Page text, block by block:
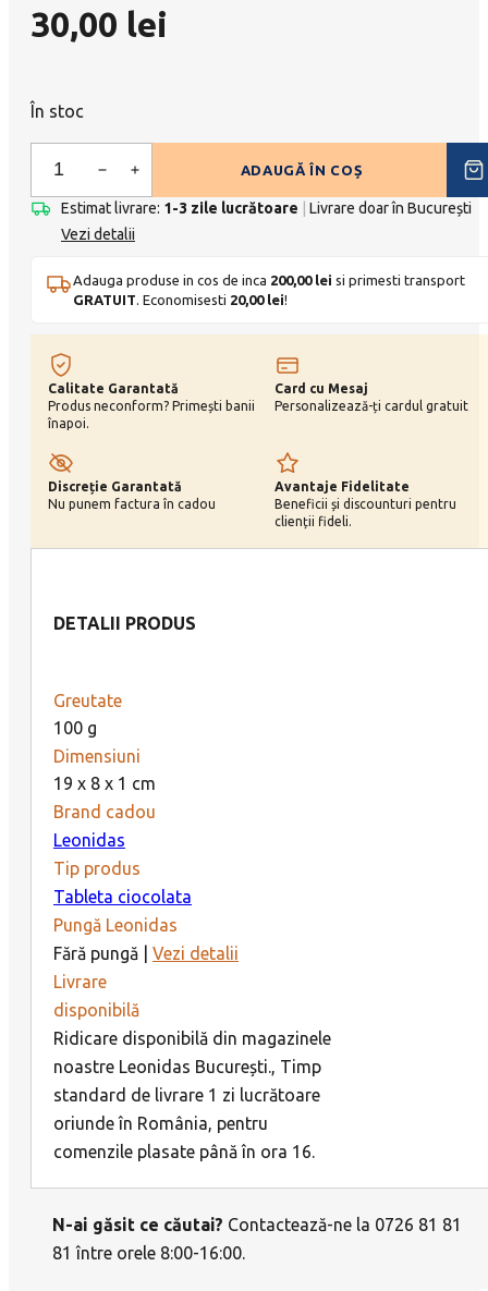
30,00 lei
În stoc
Cantitate
Tableta
cacao
100g
ADAUGĂ ÎN COȘ
Estimat livrare: 1-3 zile lucrătoare
Livrare doar în București
Vezi detalii
Adauga produse in cos de inca 200,00 lei si primesti transport
GRATUIT . Economisesti 20,00 lei!
Calitate Garantată
Produs neconform? Primești banii
înapoi.
Card cu Mesaj
Personalizează-ți cardul gratuit
Discreție Garantată
Nu punem factura în cadou
Avantaje Fidelitate
Beneficii și discounturi pentru
clienții fideli.
DETALII PRODUS
Greutate
100 g
Dimensiuni
19 x 8 x 1 cm
Brand cadou
Leonidas
Tip produs
Tableta ciocolata
Pungă Leonidas
Fără pungă | Vezi detalii
Livrare
disponibilă
Ridicare disponibilă din magazinele
noastre Leonidas București., Timp
standard de livrare 1 zi lucrătoare
oriunde în România, pentru
comenzile plasate până în ora 16.
N-ai găsit ce căutai? Contactează-ne la 0726 81 81
81 între orele 8:00-16:00.